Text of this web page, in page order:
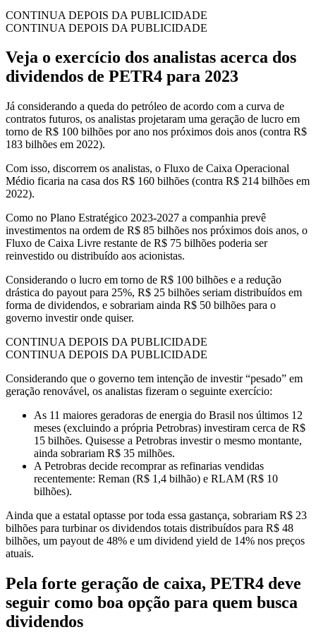
CONTINUA DEPOIS DA PUBLICIDADE
CONTINUA DEPOIS DA PUBLICIDADE
Veja o exercício dos analistas acerca dos
dividendos de PETR4 para 2023
Já considerando a queda do petróleo de acordo com a curva de
contratos futuros, os analistas projetaram uma geração de lucro em
torno de R$ 100 bilhões por ano nos próximos dois anos (contra R$
183 bilhões em 2022).
Com isso, discorrem os analistas, o Fluxo de Caixa Operacional
Médio ficaria na casa dos R$ 160 bilhões (contra R$ 214 bilhões em
2022).
Como no Plano Estratégico 2023-2027 a companhia prevê
investimentos na ordem de R$ 85 bilhões nos próximos dois anos, o
Fluxo de Caixa Livre restante de R$ 75 bilhões poderia ser
reinvestido ou distribuído aos acionistas.
Considerando o lucro em torno de R$ 100 bilhões e a redução
drástica do payout para 25%, R$ 25 bilhões seriam distribuídos em
forma de dividendos, e sobrariam ainda R$ 50 bilhões para o
governo investir onde quiser.
CONTINUA DEPOIS DA PUBLICIDADE
CONTINUA DEPOIS DA PUBLICIDADE
Considerando que o governo tem intenção de investir “pesado” em
geração renovável, os analistas fizeram o seguinte exercício:
As 11 maiores geradoras de energia do Brasil nos últimos 12
meses (excluindo a própria Petrobras) investiram cerca de R$
15 bilhões. Quisesse a Petrobras investir o mesmo montante,
ainda sobrariam R$ 35 milhões.
A Petrobras decide recomprar as refinarias vendidas
recentemente: Reman (R$ 1,4 bilhão) e RLAM (R$ 10
bilhões).
Ainda que a estatal optasse por toda essa gastança, sobrariam R$ 23
bilhões para turbinar os dividendos totais distribuídos para R$ 48
bilhões, um payout de 48% e um dividend yield de 14% nos preços
atuais.
Pela forte geração de caixa, PETR4 deve
seguir como boa opção para quem busca
dividendos